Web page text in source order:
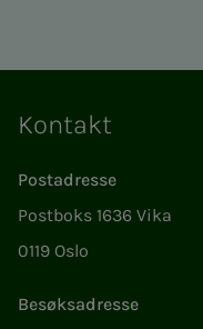
Kontakt
Postadresse
Postboks 1636 Vika
0119 Oslo
Besøksadresse